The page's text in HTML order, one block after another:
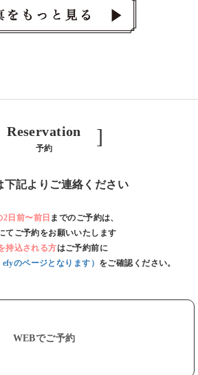
]
Reservation
予約
下記よりご連絡ください
2日前〜前日 までのご予約は、
てご予約をお願いいたします
持込される方はご予約前に
のページとなります） をご確認ください。
WEBでご予約